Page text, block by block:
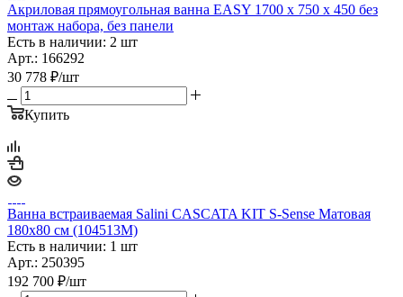
Акриловая прямоугольная ванна EASY 1700 x 750 x 450 без
монтаж набора, без панели
Есть в наличии: 2 шт
Арт.: 166292
30 778 ₽/шт
Купить
Ванна встраиваемая Salini CASCATA KIT S-Sense Матовая
180х80 см (104513M)
Есть в наличии: 1 шт
Арт.: 250395
192 700 ₽/шт